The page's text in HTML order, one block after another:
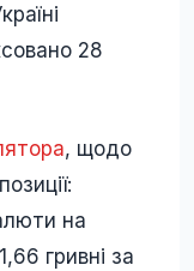
28
, щодо
на
гривні за